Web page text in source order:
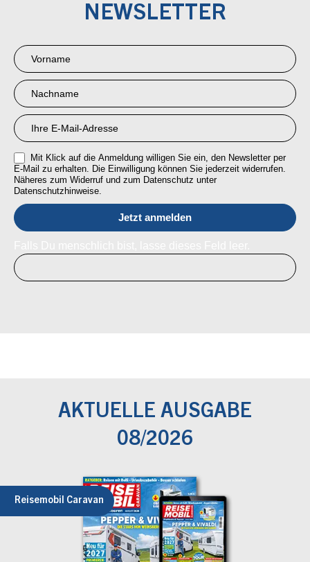
NEWSLETTER
Newsletter
Anmeldung
RMI
Mit Klick auf die Anmeldung willigen Sie ein, den Newsletter per
E-Mail zu erhalten. Die Einwilligung können Sie jederzeit widerrufen.
Näheres zum Widerruf und zum Datenschutz unter
Datenschutzhinweise.
AKTUELLE AUSGABE
08/2026
Reisemobil Caravan